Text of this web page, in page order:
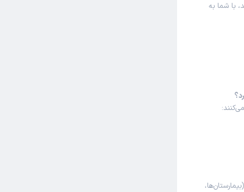
اینکه
با شما به